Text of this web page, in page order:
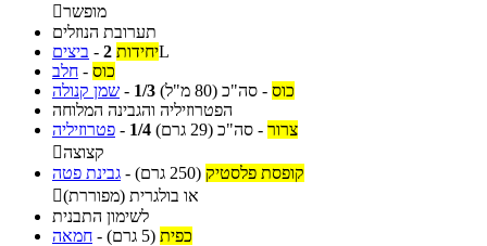
מופשר
תערובת הנוזלים
ביצים - 2 יחידותL
חלב - כוס
שמן קנולה - 1/3 כוס - סה"כ (80 מ"ל)
הפטרוזיליה והגבינה המלוחה
פטרוזיליה - 1/4 צרור - סה"כ (29 גרם)
קצוצה
גבינת פטה - קופסת פלסטיק (250 גרם)
או בולגרית (מפוררת)
לשימון התבנית
חמאה - כפית (5 גרם)